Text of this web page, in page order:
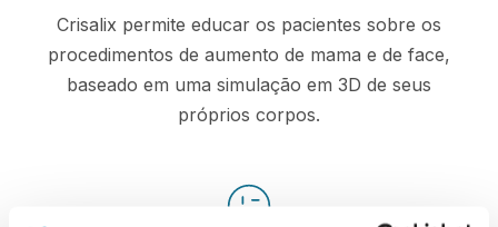
Crisalix permite educar os pacientes sobre os
procedimentos de aumento de mama e de face,
baseado em uma simulação em 3D de seus
próprios corpos.